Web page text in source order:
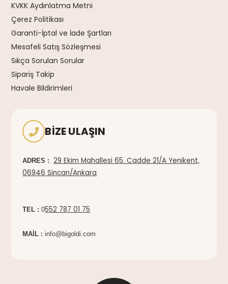
KVKK Aydınlatma Metni
Çerez Politikası
Garanti-İptal ve İade Şartları
Mesafeli Satış Sözleşmesi
Sıkça Sorulan Sorular
Sipariş Takip
Havale Bildirimleri
BIZE ULAŞIN
ADRES :
29 Ekim Mahallesi 65. Cadde 21/A Yenikent,
06946 Sincan/Ankara
TEL : 0552 787 01 75
MAİL :info@bigoldi.com